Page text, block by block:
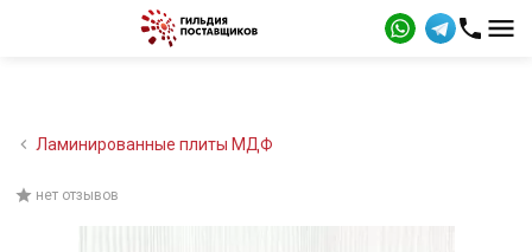
Ламинированные плиты МДФ
нет отзывов